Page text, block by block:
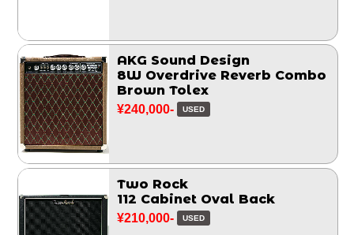
AKG Sound Design
8W Overdrive Reverb Combo
Brown Tolex
¥240,000- USED
Two Rock
112 Cabinet Oval Back
¥210,000- USED